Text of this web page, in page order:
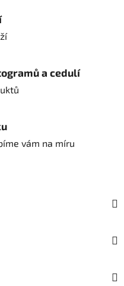
a cedulí
vám na míru